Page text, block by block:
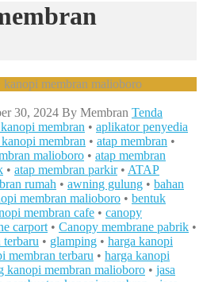
kanopi membran malioboro
30, 2024 By Membran Tenda
membran • aplikator penyedia
membran • atap membran •
malioboro • atap membran
• atap membran parkir• ATAP
rumah • awning gulung • bahan
membran malioboro • bentuk
membran cafe • canopy
carport • Canopy membrane pabrik •
terbaru • glamping • harga kanopi
membran terbaru • harga kanopi
kanopi membran malioboro • jasa